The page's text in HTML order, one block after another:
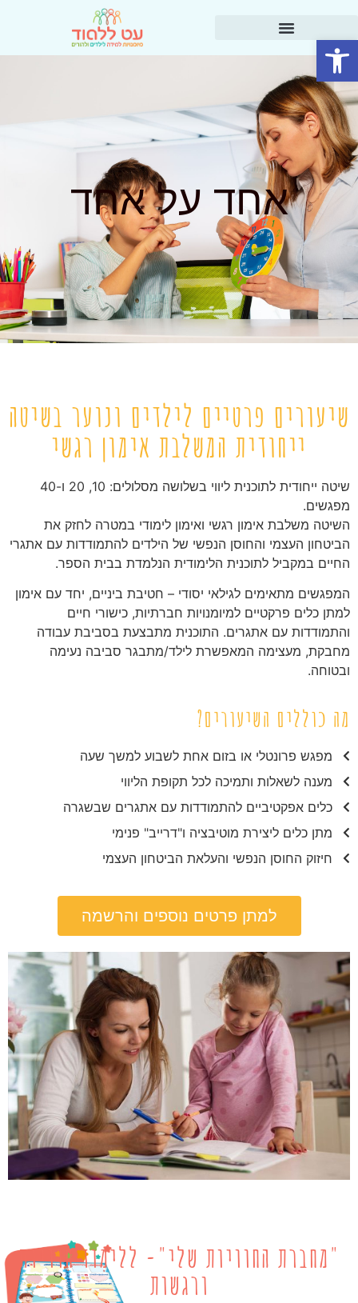
פתח סרגל נגישות
אחד על אחד
שיעורים פרטיים לילדים ונוער בשיטה
ייחודית המשלבת אימון רגשי
שיטה ייחודית לתוכנית ליווי בשלושה מסלולים: 10, 20 ו-40
מפגשים.
השיטה משלבת אימון רגשי ואימון לימודי במטרה לחזק את
הביטחון העצמי והחוסן הנפשי של הילדים להתמודדות עם אתגרי
החיים במקביל לתוכנית הלימודית הנלמדת בבית הספר.
המפגשים מתאימים לגילאי יסודי – חטיבת ביניים, יחד עם אימון
למתן כלים פרקטיים למיומנויות חברתיות, כישורי חיים
והתמודדות עם אתגרים. התוכנית מתבצעת בסביבת עבודה
מחבקת, מעצימה המאפשרת לילד/מתבגר סביבה נעימה
ובטוחה. ​
מה כוללים השיעורים?
מפגש פרונטלי או בזום אחת לשבוע למשך שעה
מענה לשאלות ותמיכה לכל תקופת הליווי
כלים אפקטיביים להתמודדות עם אתגרים שבשגרה
מתן כלים ליצירת מוטיבציה ו"דרייב" פנימי
חיזוק החוסן הנפשי והעלאת הביטחון העצמי
למתן פרטים נוספים והרשמה
"מחברת החוויות שלי"- ללימוד חוויות
ורגשות